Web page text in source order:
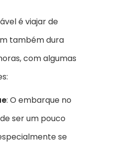
é viajar de
também dura
com algumas
: O embarque no
ser um pouco
se